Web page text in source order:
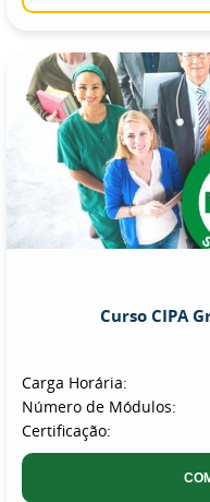
Curso CIPA
Carga Horária:
Número de Módulos:
Certificação: